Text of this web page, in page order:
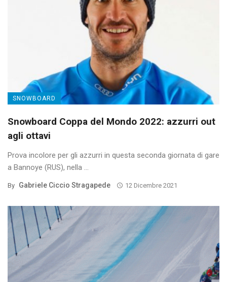
SNOWBOARD
Snowboard Coppa del Mondo 2022: azzurri out
agli ottavi
Prova incolore per gli azzurri in questa seconda giornata di gare
a Bannoye (RUS), nella ...
By Gabriele Ciccio Stragapede 12 Dicembre 2021